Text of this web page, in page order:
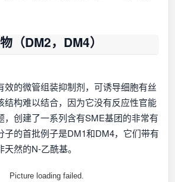
（DM2，DM4）
效的微管组装抑制剂，可诱导细胞有丝
结构难以结合，因为它没有反应性官能
，创建了一系列含有SME基团的非常有
子的首批例子是DM1和DM4，它们带有
然的N-乙酰基。